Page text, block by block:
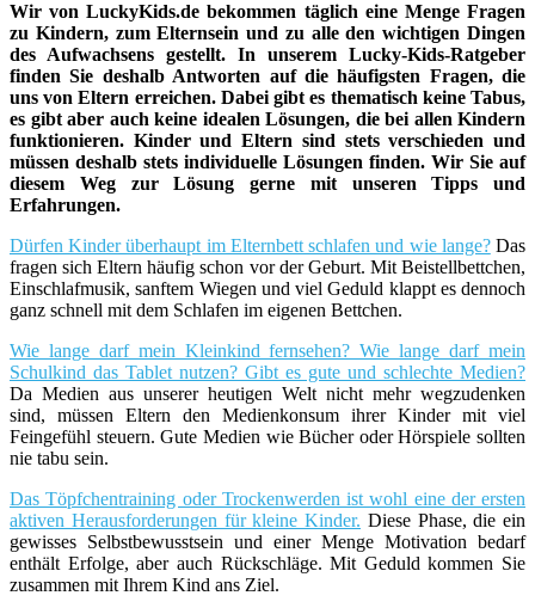
Wir von LuckyKids.de bekommen täglich eine Menge Fragen
zu Kindern, zum Elternsein und zu alle den wichtigen Dingen
des Aufwachsens gestellt. In unserem Lucky-Kids-Ratgeber
finden Sie deshalb Antworten auf die häufigsten Fragen, die
uns von Eltern erreichen. Dabei gibt es thematisch keine Tabus,
es gibt aber auch keine idealen Lösungen, die bei allen Kindern
funktionieren. Kinder und Eltern sind stets verschieden und
müssen deshalb stets individuelle Lösungen finden. Wir Sie auf
diesem Weg zur Lösung gerne mit unseren Tipps und
Erfahrungen.
Dürfen Kinder überhaupt im Elternbett schlafen und wie lange?Das
fragen sich Eltern häufig schon vor der Geburt. Mit Beistellbettchen,
Einschlafmusik, sanftem Wiegen und viel Geduld klappt es dennoch
ganz schnell mit dem Schlafen im eigenen Bettchen.
Wie lange darf mein Kleinkind fernsehen? Wie lange darf mein
Schulkind das Tablet nutzen? Gibt es gute und schlechte Medien?
Da Medien aus unserer heutigen Welt nicht mehr wegzudenken
sind, müssen Eltern den Medienkonsum ihrer Kinder mit viel
Feingefühl steuern. Gute Medien wie Bücher oder Hörspiele sollten
nie tabu sein.
Das Töpfchentraining oder Trockenwerden ist wohl eine der ersten
aktiven Herausforderungen für kleine Kinder. Diese Phase, die ein
gewisses Selbstbewusstsein und einer Menge Motivation bedarf
enthält Erfolge, aber auch Rückschläge. Mit Geduld kommen Sie
zusammen mit Ihrem Kind ans Ziel.